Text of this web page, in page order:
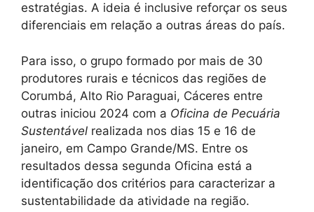
estratégias. A ideia é inclusive reforçar os seus
diferenciais em relação a outras áreas do país.
Para isso, o grupo formado por mais de 30
produtores rurais e técnicos das regiões de
Corumbá, Alto Rio Paraguai, Cáceres entre
outras iniciou 2024 com a Oficina de Pecuária
Sustentável realizada nos dias 15 e 16 de
janeiro, em Campo Grande/MS. Entre os
resultados dessa segunda Oficina está a
identificação dos critérios para caracterizar a
sustentabilidade da atividade na região.